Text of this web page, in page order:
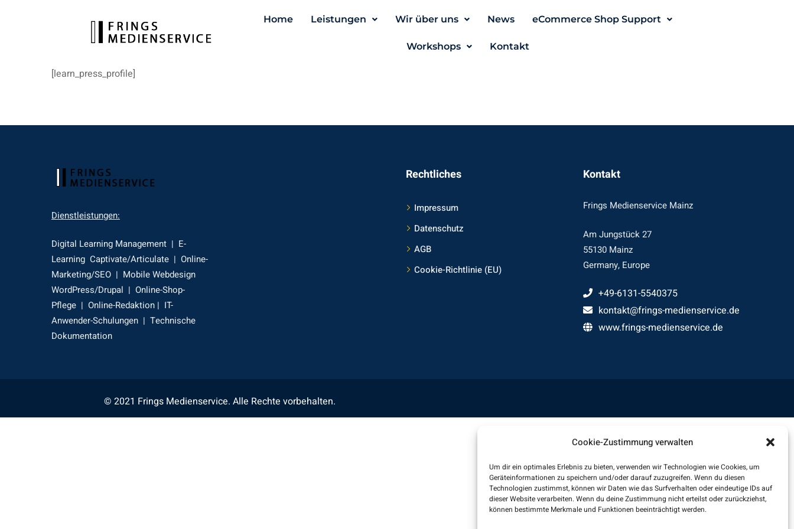
Cookie-Zustimmung verwalten
Um dir ein optimales Erlebnis zu bieten, verwenden wir Technologien wie Cookies, um
Geräteinformationen zu speichern und/oder darauf zuzugreifen. Wenn du diesen
Technologien zustimmst, können wir Daten wie das Surfverhalten oder eindeutige IDs auf
dieser Website verarbeiten. Wenn du deine Zustimmung nicht erteilst oder zurückziehst,
können bestimmte Merkmale und Funktionen beeinträchtigt werden.
Home Leistungen Wir über uns News eCommerce Shop Support
Workshops Kontakt
[learn_press_profile]
Dienstleistungen:
Digital Learning Management | E-
Learning Captivate/Articulate | Online-
Marketing/SEO | Mobile Webdesign
WordPress/Drupal | Online-Shop-
Pflege | Online-Redaktion | IT-
Anwender-Schulungen | Technische
Dokumentation
Rechtliches
Impressum
Datenschutz
AGB
Cookie-Richtlinie (EU)
Kontakt
Frings Medienservice Mainz
Am Jungstück 27
55130 Mainz
Germany, Europe
+49-6131-5540375
kontakt@frings-medienservice.de
www.frings-medienservice.de
© 2021 Frings Medienservice. Alle Rechte vorbehalten.